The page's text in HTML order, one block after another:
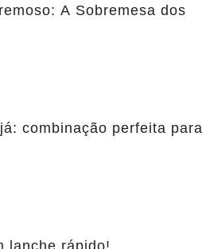
A Sobremesa dos
combinação perfeita para
lanche rápido!